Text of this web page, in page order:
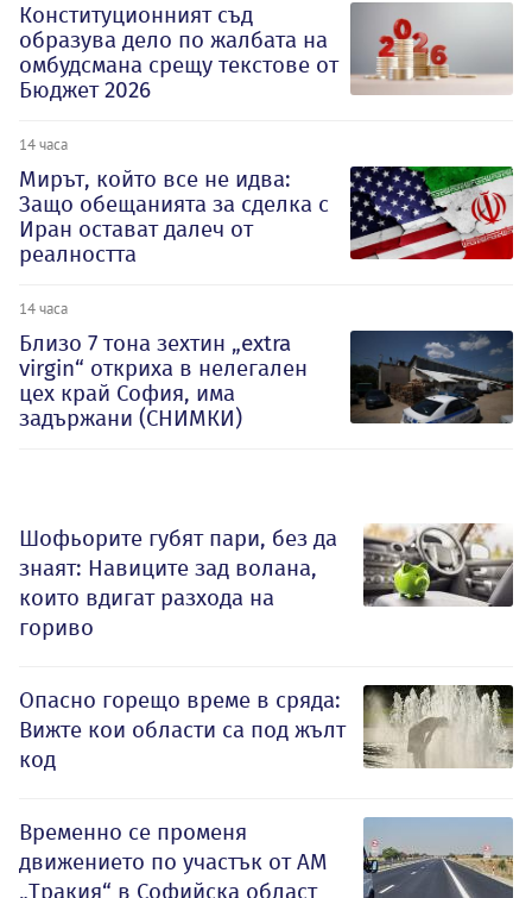
Конституционният съд
образува дело по жалбата на
омбудсмана срещу текстове от
Бюджет 2026
14 часа
Мирът, който все не идва:
Защо обещанията за сделка с
Иран остават далеч от
реалността
14 часа
Близо 7 тона зехтин „extra
virgin“ откриха в нелегален
цех край София, има
задържани (СНИМКИ)
Шофьорите губят пари, без да
знаят: Навиците зад волана,
които вдигат разхода на
гориво
Опасно горещо време в сряда:
Вижте кои области са под жълт
код
Временно се променя
движението по участък от АМ
„Тракия“ в Софийска област